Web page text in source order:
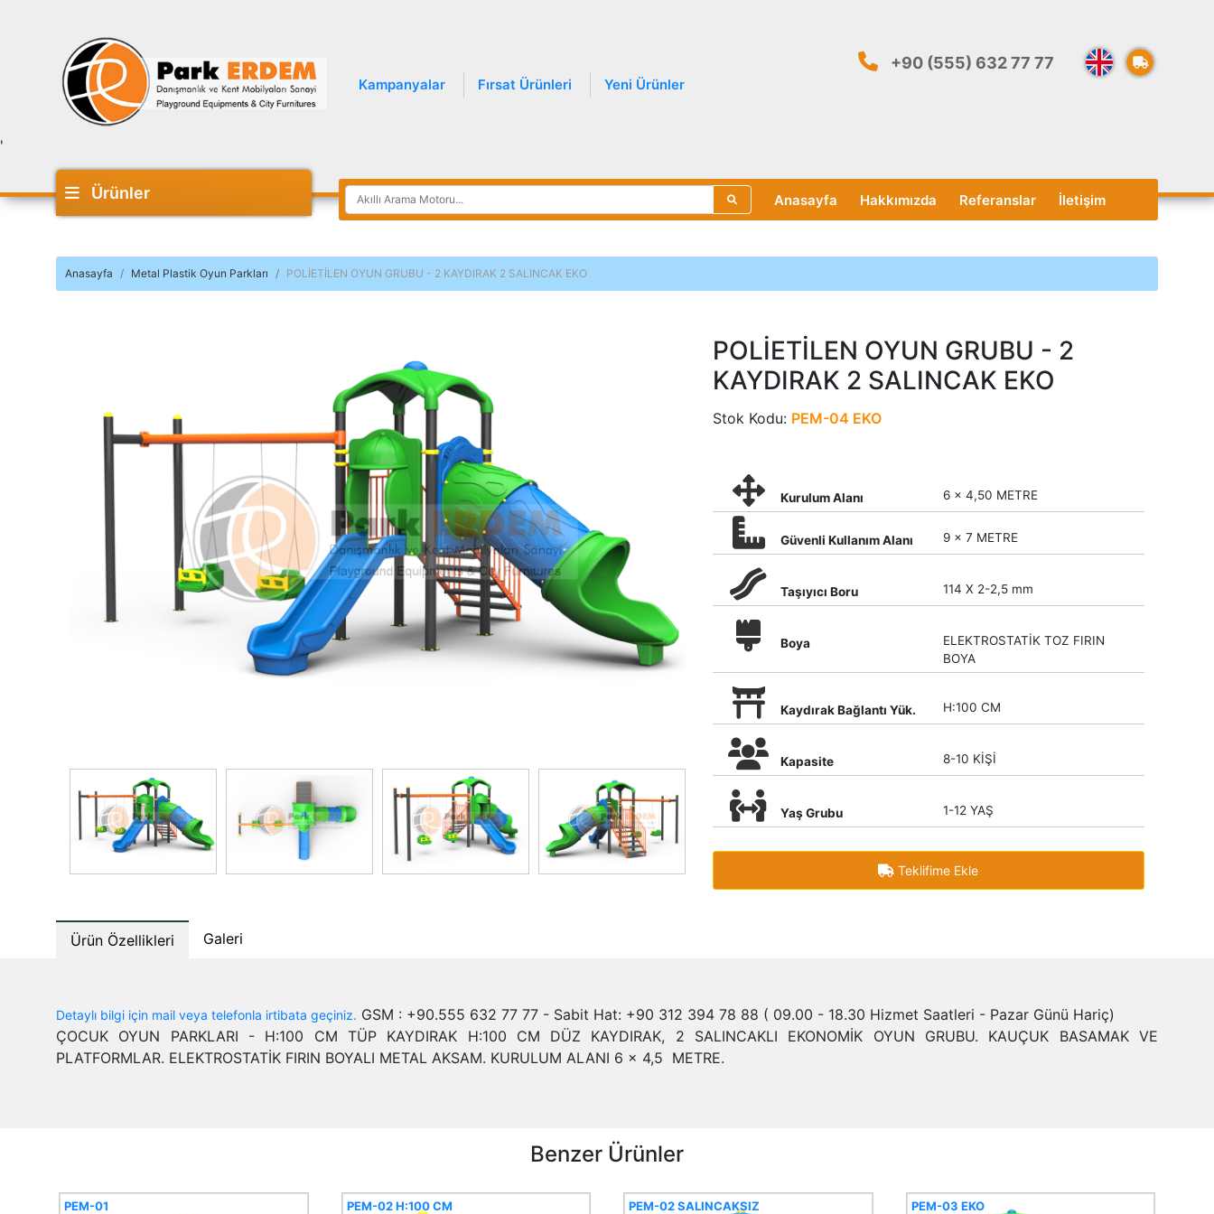
Kampanyalar Fırsat Ürünleri Yeni Ürünler
+90 (555) 632 77 77
'
Ürünler Anasayfa Hakkımızda Referanslar İletişim
Anasayfa Metal Plastik Oyun Parkları POLİETİLEN OYUN GRUBU - 2 KAYDIRAK 2 SALINCAK EKO
POLİETİLEN OYUN GRUBU - 2
KAYDIRAK 2 SALINCAK EKO
Stok Kodu: PEM-04 EKO
Kurulum Alanı 6 x 4,50 METRE
Güvenli Kullanım Alanı 9 x 7 METRE
Taşıyıcı Boru 114 X 2-2,5 mm
Boya
ELEKTROSTATİK TOZ FIRIN
BOYA
Kaydırak Bağlantı Yük. H:100 CM
Kapasite 8-10 KİŞİ
Yaş Grubu 1-12 YAŞ
Teklifime Ekle
Ürün Özellikleri Galeri
Detaylı bilgi için mail veya telefonla irtibata geçiniz. GSM : +90.555 632 77 77 - Sabit Hat: +90 312 394 78 88 ( 09.00 - 18.30 Hizmet Saatleri - Pazar Günü Hariç)
ÇOCUK OYUN PARKLARI - H:100 CM TÜP KAYDIRAK H:100 CM DÜZ KAYDIRAK, 2 SALINCAKLI EKONOMİK OYUN GRUBU. KAUÇUK BASAMAK VE
PLATFORMLAR. ELEKTROSTATİK FIRIN BOYALI METAL AKSAM. KURULUM ALANI 6 x 4,5 METRE.
Benzer Ürünler
PEM-01 PEM-02 H:100 CM PEM-02 SALINCAKSIZ PEM-03 EKO